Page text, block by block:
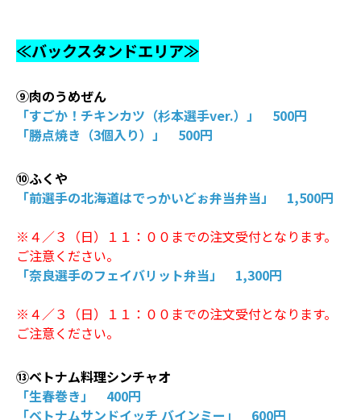
≪バックスタンドエリア≫
⑨肉のうめぜん
「すごか！チキンカツ（杉本選手ver.）」 500円
「勝点焼き（3個入り）」 500円
⑩ふくや
「前選手の北海道はでっかいどぉ弁当弁当」 1,500円
※４／３（日）１１：００までの注文受付となります。
ご注意ください。
「奈良選手のフェイバリット弁当」 1,300円
※４／３（日）１１：００までの注文受付となります。
ご注意ください。
⑬ベトナム料理シンチャオ
「生春巻き」 400円
「ベトナムサンドイッチ バインミー」 600円